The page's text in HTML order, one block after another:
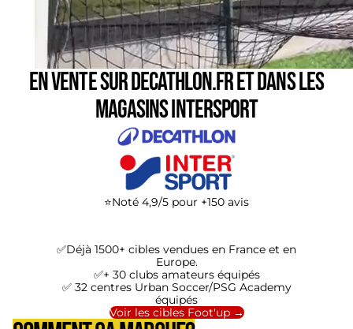
En vente sur Decathlon.fr et dans les
magasins Intersport
⭐Noté 4,9/5 pour +150 avis
✅Déjà 1500+ cibles vendues en France et en
Europe.
✅+ 30 clubs amateurs équipés
✅ 32 centres Urban Soccer/PSG Academy
équipés
Voir les cibles Foot'up →